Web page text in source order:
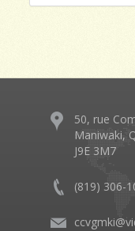
50, rue
Maniwaki,
J9E 3M7
(819) 306-